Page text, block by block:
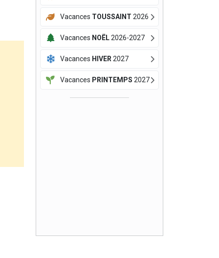
Vacances TOUSSAINT 2026
Vacances NOËL2026-2027
Vacances HIVER 2027
Vacances PRINTEMPS 2027